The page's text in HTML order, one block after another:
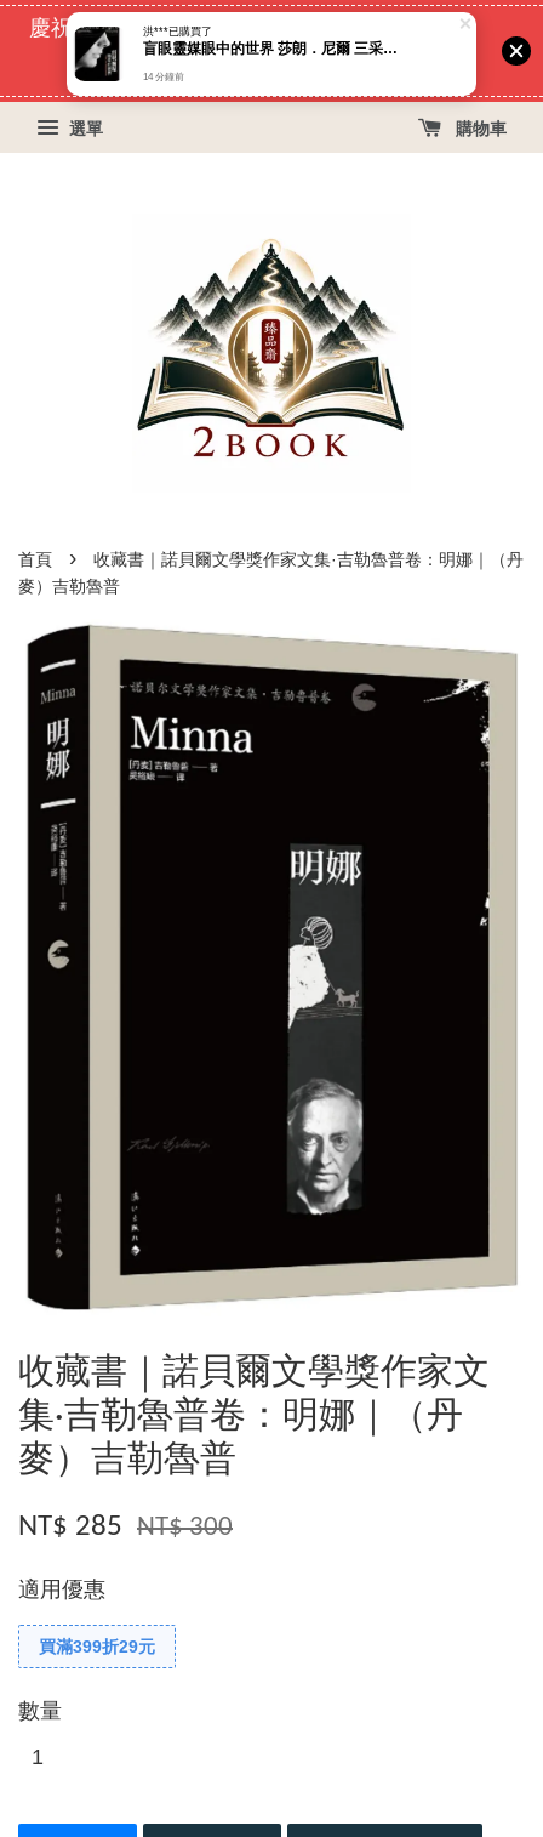
慶祝蝦皮好評過萬！買399免運費, 再立折29元
52天
選單 購物車
首頁 ›
收藏書｜諾貝爾文學獎作家文集·吉勒魯普卷：明娜｜（丹
麥）吉勒魯普
收藏書｜諾貝爾文學獎作家文
集·吉勒魯普卷：明娜｜（丹
麥）吉勒魯普
NT$ 285 NT$ 300
適用優惠
買滿399折29元
數量